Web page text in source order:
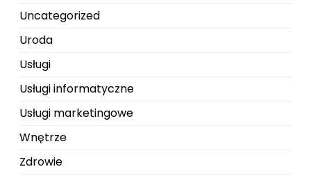
Uncategorized
Uroda
Usługi
Usługi informatyczne
Usługi marketingowe
Wnętrze
Zdrowie